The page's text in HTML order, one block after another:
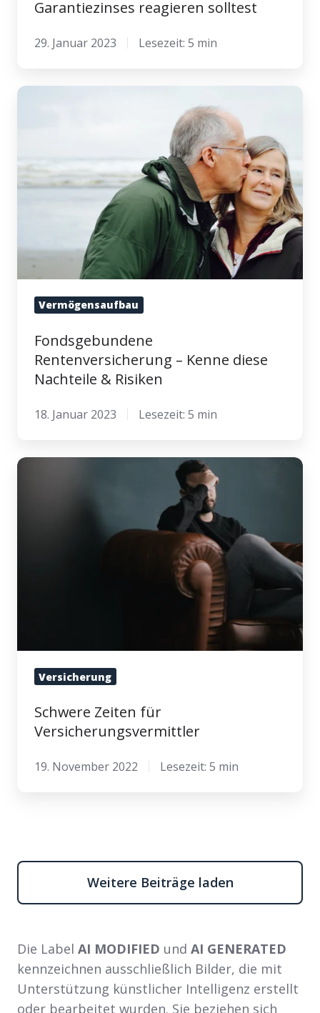
Garantiezinses reagieren solltest
29. Januar 2023 Lesezeit: 5 min
Fondsgebundene
diese
Vermögensaufbau
Fondsgebundene
Rentenversicherung – Kenne diese
Nachteile & Risiken
18. Januar 2023 Lesezeit: 5 min
Schwere
Versicherungsvermittler
Versicherung
Schwere Zeiten für
Versicherungsvermittler
19. November 2022 Lesezeit: 5 min
Weitere Beiträge laden
Die Label AI MODIFIED und AI GENERATED
kennzeichnen ausschließlich Bilder, die mit
Unterstützung künstlicher Intelligenz erstellt
oder bearbeitet wurden. Sie beziehen sich